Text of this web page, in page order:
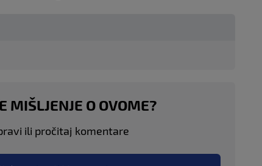
MIŠLJENJE O OVOME?
ili pročitaj komentare